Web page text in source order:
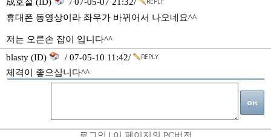
휴대폰 동영상이라 좌우가 바뀌어서 나오네요^^
저는 오른손 잡이 입니다^^
blasty (ID)
/ 07-05-10 11:42/
체격이 좋으십니다^^